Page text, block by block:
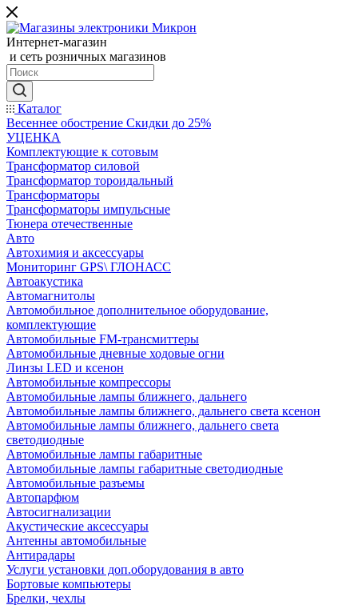
Интернет-магазин
и сеть розничных магазинов
Каталог
Весеннее обострение Скидки до 25%
УЦЕНКА
Комплектующие к сотовым
Трансформатор силовой
Трансформатор тороидальный
Трансформаторы
Трансформаторы импульсные
Тюнера отечественные
Авто
Автохимия и аксессуары
Мониторинг GPS\ ГЛОНАСС
Автоакустика
Автомагнитолы
Автомобильное дополнительное оборудование,
комплектующие
Автомобильные FM-трансмиттеры
Автомобильные дневные ходовые огни
Линзы LED и ксенон
Автомобильные компрессоры
Автомобильные лампы ближнего, дальнего
Автомобильные лампы ближнего, дальнего света ксенон
Автомобильные лампы ближнего, дальнего света
светодиодные
Автомобильные лампы габаритные
Автомобильные лампы габаритные светодиодные
Автомобильные разъемы
Автопарфюм
Автосигнализации
Акустические аксессуары
Антенны автомобильные
Антирадары
Услуги установки доп.оборудования в авто
Бортовые компьютеры
Брелки, чехлы